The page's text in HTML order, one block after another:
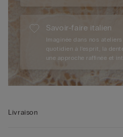
Savoir-faire italien
Imaginée dans nos
quotidien à l’esprit, la
une approche raffinée et
Livraison